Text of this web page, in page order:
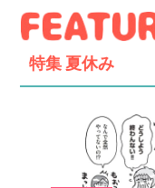
特集 夏休み